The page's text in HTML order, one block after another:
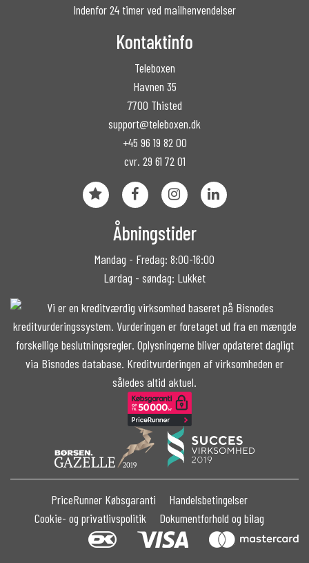
Indenfor 24 timer ved mailhenvendelser
Kontaktinfo
Teleboxen
Havnen 35
7700 Thisted
support@teleboxen.dk
+45 96 19 82 00
cvr. 29 61 72 01
Åbningstider
Mandag - Fredag: 8:00-16:00
Lørdag - søndag: Lukket
PriceRunner Købsgaranti
Handelsbetingelser
Cookie- og privatlivspolitik
Dokumentforhold og bilag